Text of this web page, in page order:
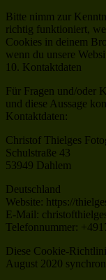
Bitte nimm zur
richtig funktioniert,
Cookies in deinem
wenn du unsere
10. Kontaktdaten
Für Fragen und/oder
und diese Aussage
Kontaktdaten:
Christof Thielges
Schulstraße 43
53949 Dahlem
Deutschland
Website: https://
E-Mail:
Telefonnummer:
Diese Cookie-
August 2020